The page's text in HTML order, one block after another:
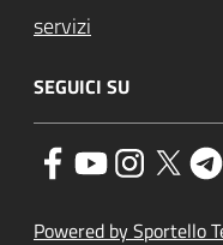
servizi
SEGUICI SU
Powered by Sportello